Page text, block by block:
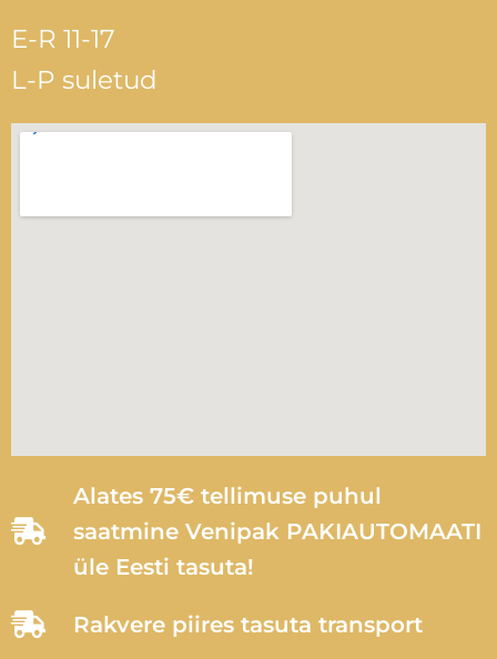
E-R 11-17
L-P suletud
Alates 75€ tellimuse puhul
saatmine Venipak PAKIAUTOMAATI
üle Eesti tasuta!
Rakvere piires tasuta transport